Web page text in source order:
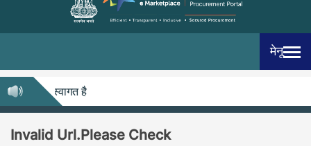
मेनू
में आपका स्वागत है
Invalid Url.Please Check